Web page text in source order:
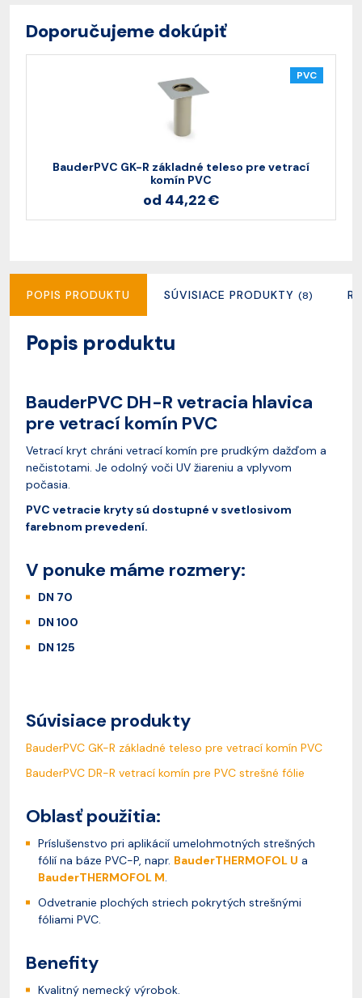
Doporučujeme dokúpiť
PVC
BauderPVC GK-R základné teleso pre vetrací
komín PVC
od 44,22 €
POPIS PRODUKTU SÚVISIACE PRODUKTY (8)
Popis produktu
BauderPVC DH-R vetracia hlavica
pre vetrací komín PVC
Vetrací kryt chráni vetrací komín pre prudkým dažďom a
nečistotami. Je odolný voči UV žiareniu a vplyvom
počasia.
PVC vetracie kryty sú dostupné v svetlosivom
farebnom prevedení.
V ponuke máme rozmery:
DN 70
DN 100
DN 125
Súvisiace produkty
BauderPVC GK-R základné teleso pre vetrací komín PVC
BauderPVC DR-R vetrací komín pre PVC strešné fólie
Oblasť použitia:
Príslušenstvo pri aplikácií umelohmotných strešných
fólií na báze PVC-P, napr. BauderTHERMOFOL U a
BauderTHERMOFOL M.
Odvetranie plochých striech pokrytých strešnými
fóliami PVC.
Benefity
Kvalitný nemecký výrobok.